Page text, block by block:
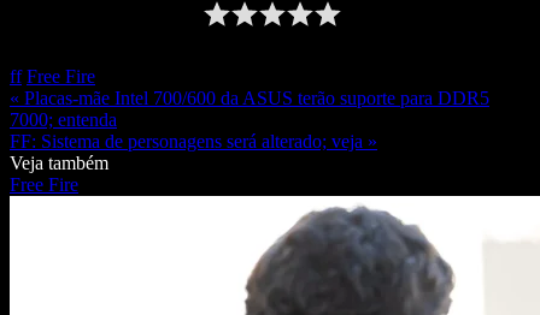
ff Free Fire
« Placas-mãe Intel 700/600 da ASUS terão suporte para DDR5
7000; entenda
FF: Sistema de personagens será alterado; veja »
Veja também
Free Fire